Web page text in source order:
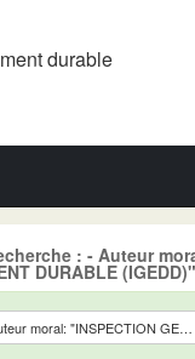
durable
: - Auteur
DURABLE (IGEDD)"
Auteur moral: "INSPECTION GENERALE DE L'ENVIRONNEMENT ET DU DEVELOPPEMENT DURABLE (IGEDD)"